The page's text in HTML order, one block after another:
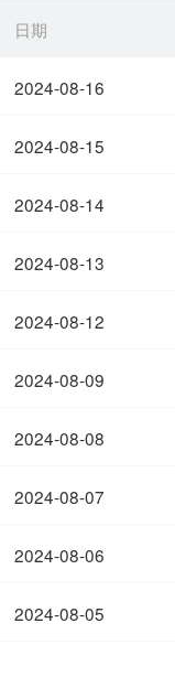
日期
2024-08-16
2024-08-15
2024-08-14
2024-08-13
2024-08-12
2024-08-09
2024-08-08
2024-08-07
2024-08-06
2024-08-05